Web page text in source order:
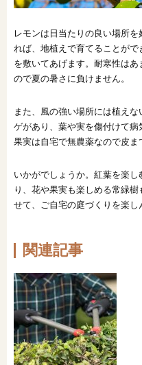
レモンは日当たりの良い場所
れば、地植えで育てることが
を敷いてあげます。耐寒性は
ので夏の暑さに負けません。
また、風の強い場所には植え
ゲがあり、葉や実を傷付けて
果実は自宅で無農薬なので皮ま
いかがでしょうか。紅葉を楽
り、花や果実も楽しめる常緑
せて、ご自宅の庭づくりを楽し
関連記事